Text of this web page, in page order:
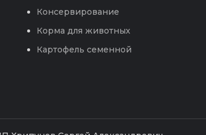
Консервирование
Корма для животных
Картофель семенной